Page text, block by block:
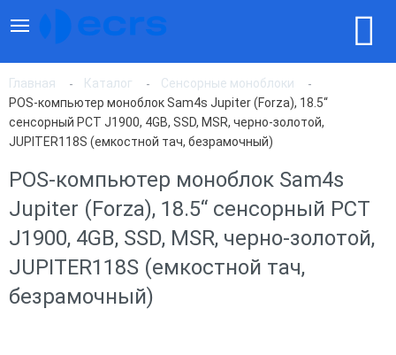
Главная Каталог
Сенсорные моноблоки
POS-компьютер моноблок Sam4s Jupiter (Forza), 18.5“
сенсорный PCT J1900, 4GB, SSD, MSR, черно-золотой,
JUPITER118S (емкостной тач, безрамочный)
POS-компьютер моноблок Sam4s
Jupiter (Forza), 18.5“ сенсорный PCT
J1900, 4GB, SSD, MSR, черно-золотой,
JUPITER118S (емкостной тач,
безрамочный)